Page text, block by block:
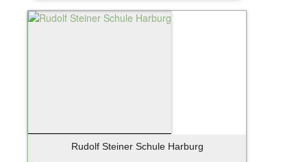
Rudolf Steiner Schule Harburg